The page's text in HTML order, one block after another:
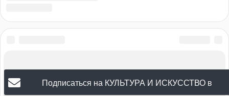
Подписаться на КУЛЬТУРА И ИСКУССТВО в